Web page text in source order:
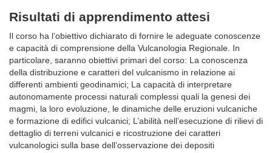
Risultati di apprendimento attesi
Il corso ha l’obiettivo dichiarato di fornire le adeguate conoscenze
e capacità di comprensione della Vulcanologia Regionale. In
particolare, saranno obiettivi primari del corso: La conoscenza
della distribuzione e caratteri del vulcanismo in relazione ai
differenti ambienti geodinamici; La capacità di interpretare
autonomamente processi naturali complessi quali la genesi dei
magmi, la loro evoluzione, le dinamiche delle eruzioni vulcaniche
e formazione di edifici vulcanici; L’abilità nell’esecuzione di rilievi di
dettaglio di terreni vulcanici e ricostruzione dei caratteri
vulcanologici sulla base dell’osservazione dei depositi